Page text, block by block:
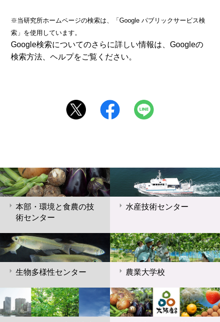
※当研究所ホームページの検索は、「Google パブリックサービス検
索」を使用しています。
Google検索についてのさらに詳しい情報は、Googleの
検索方法、ヘルプをご覧ください。
本部・環境と食農の技
術センター
水産技術センター
生物多様性センター 農業大学校